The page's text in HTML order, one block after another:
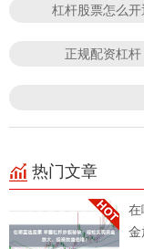
杠杆股票怎么开
正规配资杠杆
热门文章